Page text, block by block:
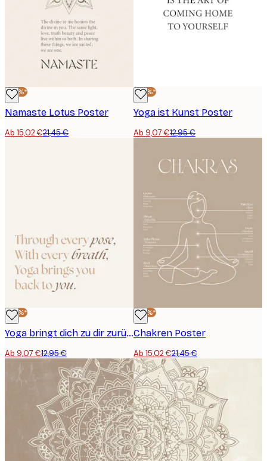
-30%*
Namaste Lotus Poster
Ab 15,02 €21,45 €
-30%*
Yoga ist Kunst Poster
Ab 9,07 €12,95 €
-30%*
Yoga bringt dich zu dir zurück Poster
Ab 9,07 €12,95 €
-30%*
Chakren Poster
Ab 15,02 €21,45 €